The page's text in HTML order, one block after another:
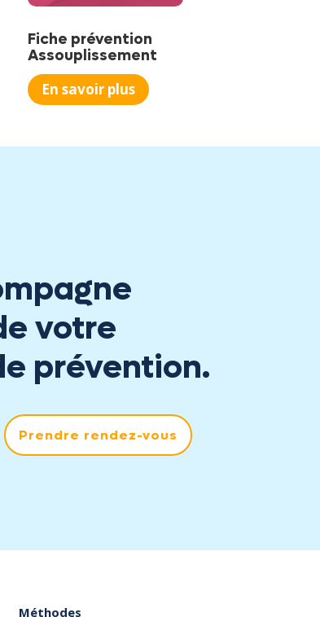
Fiche prévention
Assouplissement
En savoir plus
votre
prévention.
Prendre rendez-vous
Méthodes